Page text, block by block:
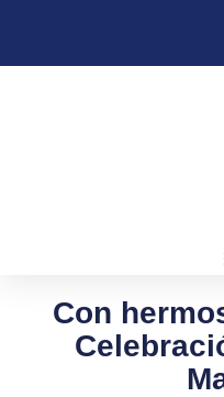
Con